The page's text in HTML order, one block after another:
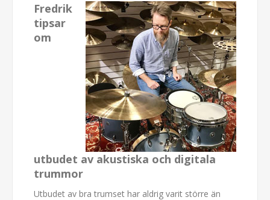
Fredrik
tipsar
om
utbudet av akustiska och digitala
trummor
Utbudet av bra trumset har aldrig varit större än